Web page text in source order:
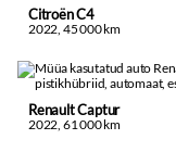
Citroën C4
2022, 45 000 km
Renault Captur
2022, 61 000 km